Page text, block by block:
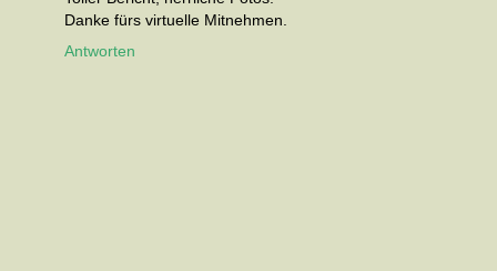
Danke fürs virtuelle Mitnehmen.
Antworten